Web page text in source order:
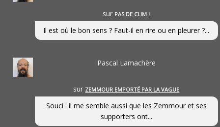
sur PAS DE CLIM !
Il est où le bon sens ? Faut-il en rire ou en pleurer ?...
Pascal Lamachère
sur ZEMMOUR EMPORTÉ PAR LA VAGUE
Souci : il me semble aussi que les Zemmour et ses
supporters ont...